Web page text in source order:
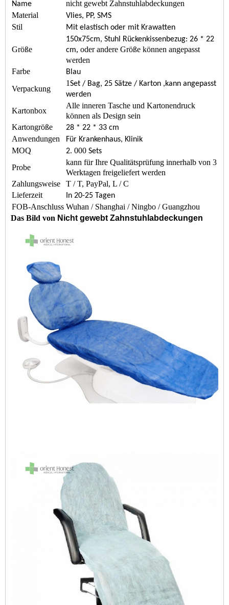
Name
nicht gewebt Zahnstuhlabdeckungen
Material
Vlies, PP, SMS
Stil Mit elastisch oder mit Krawatten
Größe
150x75cm, Stuhl Rückenkissenbezug: 26 * 22
cm, oder andere Größe können angepasst
werden
Farbe
Blau
Verpackung
1Set / Bag, 25 Sätze / Karton ,kann angepasst
werden
Kartonbox
Alle inneren Tasche und Kartonendruck
können als Design sein
Kartongröße
28 * 22 * ​​33 cm
Anwendungen Für Krankenhaus, Klinik
MOQ 2. 000 Sets
Probe
kann für Ihre Qualitätsprüfung innerhalb von 3
Werktagen freigeliefert werden
Zahlungsweise
T / T, PayPal, L / C
Lieferzeit
In 20-25 Tagen
FOB-Anschluss Wuhan / Shanghai / Ningbo / Guangzhou
Das Bild von Nicht gewebt Zahnstuhlabdeckungen